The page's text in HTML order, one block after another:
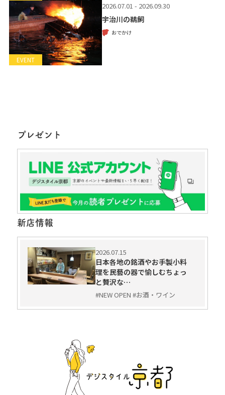
EVENT
2026.07.01 - 2026.09.30
宇治川の鵜飼
おでかけ
プレゼント
新店情報
2026.07.15
日本各地の銘酒やお手製小料
理を民藝の器で愉しむちょっ
と贅沢な…
#NEW OPEN #お酒・ワイン